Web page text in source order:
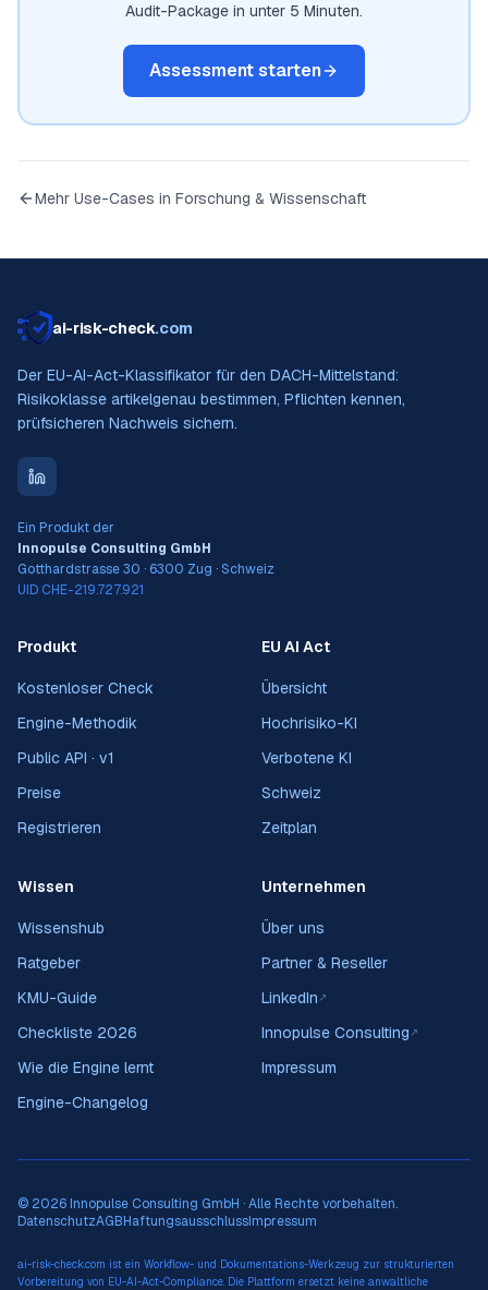
Audit-Package in unter 5 Minuten.
Assessment starten
Mehr Use-Cases in Forschung & Wissenschaft
ai-risk-check.com
Der EU-AI-Act-Klassifikator für den DACH-Mittelstand:
Risikoklasse artikelgenau bestimmen, Pflichten kennen,
prüfsicheren Nachweis sichern.
Ein Produkt der
Innopulse Consulting GmbH
Gotthardstrasse 30 · 6300 Zug · Schweiz
UID CHE-219.727.921
Produkt
Kostenloser Check
Engine-Methodik
Public API · v1
Preise
Registrieren
EU AI Act
Übersicht
Hochrisiko-KI
Verbotene KI
Schweiz
Zeitplan
Wissen
Wissenshub
Ratgeber
KMU-Guide
Checkliste 2026
Wie die Engine lernt
Engine-Changelog
Unternehmen
Über uns
Partner & Reseller
LinkedIn ↗
Innopulse Consulting ↗
Impressum
© 2026 Innopulse Consulting GmbH · Alle Rechte vorbehalten.
DatenschutzAGBHaftungsausschlussImpressum
ai-risk-check.com ist ein Workflow- und Dokumentations-Werkzeug zur strukturierten
Vorbereitung von EU-AI-Act-Compliance. Die Plattform ersetzt keine anwaltliche